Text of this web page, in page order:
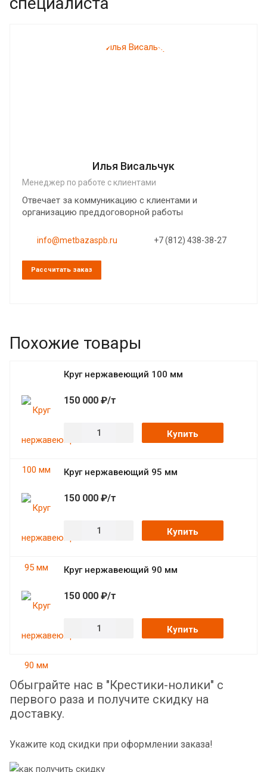
Илья Висальчук
Менеджер по работе с клиентами
Отвечает за коммуникацию с клиентами и
организацию преддоговорной работы
info@metbazaspb.ru +7 (812) 438-38-27
Рассчитать заказ
Похожие товары
Круг нержавеющий 100 мм
150 000 ₽/т
Купить
Круг нержавеющий 95 мм
150 000 ₽/т
Купить
Круг нержавеющий 90 мм
150 000 ₽/т
Купить
Обыграйте нас в "Крестики-нолики" с
первого раза и получите скидку на
доставку.
Укажите код скидки при оформлении заказа!